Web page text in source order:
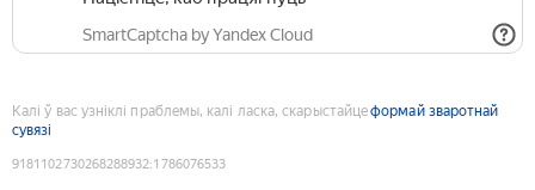
SmartCaptcha by Yandex Cloud
Калі ў вас узніклі праблемы, калі ласка, скарыстайцеформай зваротнай
сувязі
9181102730268288932:1786076533